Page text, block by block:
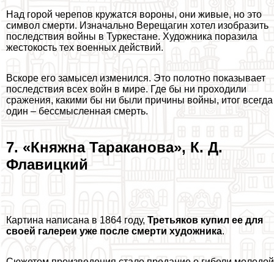
Над горой черепов кружатся вороны, они живые, но это
символ cмepти. Изначально Верещагин хотел изобразить
последствия войны в Туркестане. Художника поразила
жестокость тех военных действий.
Вскоре его замысел изменился. Это полотно показывает
последствия всех войн в мире. Где бы ни проходили
сражения, какими бы ни были причины войны, итог всегда
один – бессмысленная cмepть.
7. «Княжна Таpaканова», К. Д.
Флавицкий
Картина написана в 1864 году, Третьяков купил ее для
своей галереи уже после cмepти художника.